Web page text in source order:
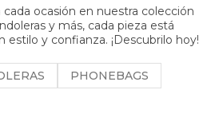
ocasión en nuestra colección
y más, cada pieza está
estilo y confianza. ¡Descubrilo hoy!
PHONEBAGS